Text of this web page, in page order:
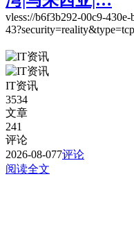
vless://b6f3b292-00c9-
IT资讯
3534
文章
241
评论
2026-08-077评论
阅读全文